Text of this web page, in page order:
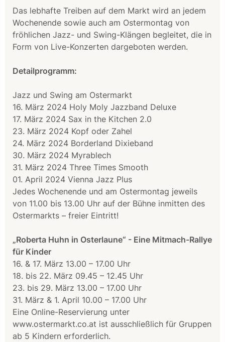
Das lebhafte Treiben auf dem Markt wird an jedem
Wochenende sowie auch am Ostermontag von
fröhlichen Jazz- und Swing-Klängen begleitet, die in
Form von Live-Konzerten dargeboten werden.
Detailprogramm:
Jazz und Swing am Ostermarkt
16. März 2024 Holy Moly Jazzband Deluxe
17. März 2024 Sax in the Kitchen 2.0
23. März 2024 Kopf oder Zahel
24. März 2024 Borderland Dixieband
30. März 2024 Myrablech
31. März 2024 Three Times Smooth
01. April 2024 Vienna Jazz Plus
Jedes Wochenende und am Ostermontag jeweils
von 11.00 bis 13.00 Uhr auf der Bühne inmitten des
Ostermarkts – freier Eintritt!
„Roberta Huhn in Osterlaune“ - Eine Mitmach-Rallye
für Kinder
16. & 17. März 13.00 – 17.00 Uhr
18. bis 22. März 09.45 – 12.45 Uhr
23. bis 29. März 13.00 – 17.00 Uhr
31. März & 1. April 10.00 – 17.00 Uhr
Eine Online-Reservierung unter
www.ostermarkt.co.at ist ausschließlich für Gruppen
ab 5 Kindern erforderlich.